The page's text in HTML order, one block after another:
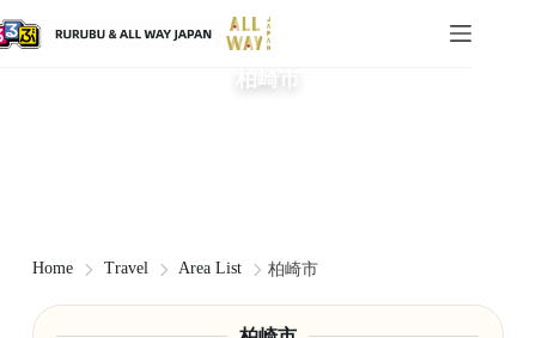
柏崎市
Home Travel Area List 柏崎市